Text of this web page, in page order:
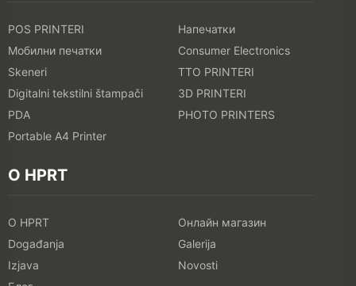
POS PRINTERI
Напечатки
Мобилни печатки
Consumer Electronics
Skeneri
TTO PRINTERI
Digitalni tekstilni štampači
3D PRINTERI
PDA
PHOTO PRINTERS
Portable A4 Printer
O HPRT
O HPRT
Онлайн магазин
Događanja
Galerija
Izjava
Novosti